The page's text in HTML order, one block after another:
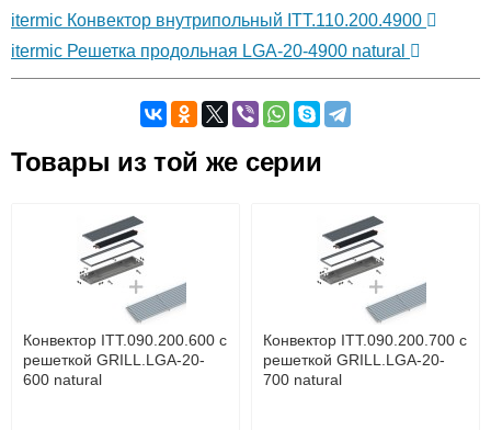
itermic Конвектор внутрипольный ITT.110.200.4900
itermic Решетка продольная LGA-20-4900 natural
Оставьте отзыв
Доставка сантехники по Москве и Московской области
Наличный расчёт
Банковской картой на сайте в режиме реального
времени
Банковской картой при получении товара как при
доставке, так и самовывозом
Интернет-деньгами (Yandex-деньги, Web-money,
Qiwi-кошельки и другие).
Безналичный расчёт (возможно и с НДС)
Товары из той же серии
Конвектор ITT.090.200.600 с
решеткой GRILL.LGA-20-
600 natural
Конвектор ITT.090.200.700 с
решеткой GRILL.LGA-20-
700 natural